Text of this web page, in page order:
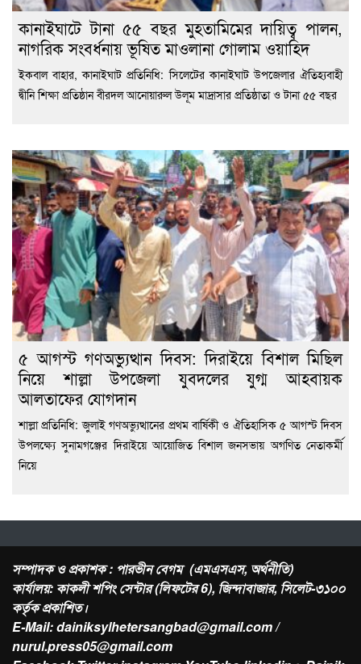
কানাইঘাটে টানা ৫৫ বছর মুহতামিমের দায়িত্ব পালন,
নাগরিক সংবর্ধনায় ভূষিত মাওলানা গোলাম ওয়াহিদ
ইকবাল বাহার, কানাইঘাট প্রতিনিধি: সিলেটের কানাইঘাট উপজেলার ঐতিহ্যবাহী
দ্বীনি শিক্ষা প্রতিষ্ঠান বীরদল আনোয়ারুল উলূম মাদ্রাসার প্রতিষ্ঠাতা ও টানা ৫৫ বছর
৫ আগস্ট গণঅভ্যুত্থান দিবস: দিরাইয়ে বিশাল মিছিল
নিয়ে শাল্লা উপজেলা যুবদলের যুগ্ম আহবায়ক
আলতাফের যোগদান
শাল্লা প্রতিনিধি: জুলাই গণঅভ্যুত্থানের প্রথম বার্ষিকী ও ঐতিহাসিক ৫ আগস্ট দিবস
উপলক্ষ্যে সুনামগঞ্জের দিরাইয়ে আয়োজিত বিশাল জনসভায় অগণিত নেতাকর্মী
নিয়ে
সম্পাদক ও প্রকাশক : পারভীন বেগম (এমএসএস, অর্থনীতি)
কার্যালয়: কাকলী শপিং সেন্টার (লিফটের 6), জিন্দাবাজার, সিলেট-৩১০০
কর্তৃক প্রকাশিত।
E-Mail: dainiksylhetersangbad@gmail.com /
nurul.press05@gmail.com